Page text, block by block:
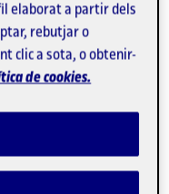
elaborat a partir dels
rebutjar o
clic a sota, o obtenir-
de cookies.